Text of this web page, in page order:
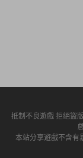
抵制不良遊戲 拒絕盜
本站分享遊戲不含有